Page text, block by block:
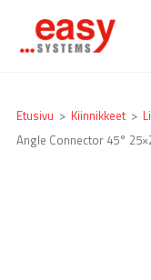
Etusivu > Kiinnikkeet >
Angle Connector 45°